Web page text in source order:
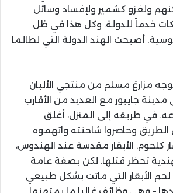
ولغزو كشمير ولإفساد وسائل
خدماً للدولة. وكل هذا في ظل
أصبحت الهند الدولة التي لطالما
مارس 2017، توجه مزارعٌ مسلم من منتجي الألبان
جايبور مع العديد من الأقارب
في طريقه إلى المنزل، أغلق
وحاصروا شاحنته واتهموه
كلحوم. الأبقار مقدسة عند الهندوس،
تحظر قتلها. لكن بصفة عامة
الأبقار التي ماتت بشكل طبيعي